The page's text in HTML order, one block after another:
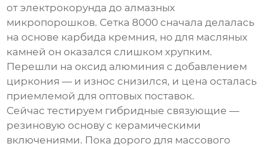
от электрокорунда до алмазных
микропорошков. Сетка 8000 сначала делалась
на основе карбида кремния, но для масляных
камней он оказался слишком хрупким.
Перешли на оксид алюминия с добавлением
циркония — и износ снизился, и цена осталась
приемлемой для оптовых поставок.
Сейчас тестируем гибридные связующие —
резиновую основу с керамическими
включениями. Пока дорого для массового